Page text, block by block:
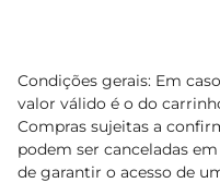
Condições gerais: Em
valor válido é o do
Compras sujeitas a
podem ser canceladas
de garantir o acesso de